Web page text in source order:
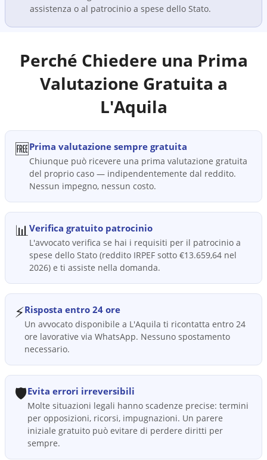
assistenza o al patrocinio a spese dello Stato.
Perché Chiedere una Prima
Valutazione Gratuita a
L'Aquila
🆓Prima valutazione sempre gratuita
Chiunque può ricevere una prima valutazione gratuita
del proprio caso — indipendentemente dal reddito.
Nessun impegno, nessun costo.
📊Verifica gratuito patrocinio
L'avvocato verifica se hai i requisiti per il patrocinio a
spese dello Stato (reddito IRPEF sotto €13.659,64 nel
2026) e ti assiste nella domanda.
⚡Risposta entro 24 ore
Un avvocato disponibile a L'Aquila ti ricontatta entro 24
ore lavorative via WhatsApp. Nessuno spostamento
necessario.
🛡️Evita errori irreversibili
Molte situazioni legali hanno scadenze precise: termini
per opposizioni, ricorsi, impugnazioni. Un parere
iniziale gratuito può evitare di perdere diritti per
sempre.